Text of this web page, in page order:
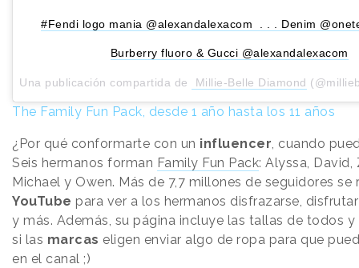
#Fendi logo mania @alexandalexacom . . . Denim
Burberry fluoro & Gucci @alexandalexacom
Una publicación compartida de Millie-Belle Diamond
The Family Fun Pack, desde 1 año hasta los 11 años
¿Por qué conformarte con un influencer, cuando
Seis hermanos forman Family Fun Pack: Alyssa, David,
Michael y Owen. Más de 7,7 millones de seguidores se
YouTube para ver a los hermanos disfrazarse,
y más. Además, su página incluye las tallas de todos
si las marcas eligen enviar algo de ropa para que
en el canal ;)